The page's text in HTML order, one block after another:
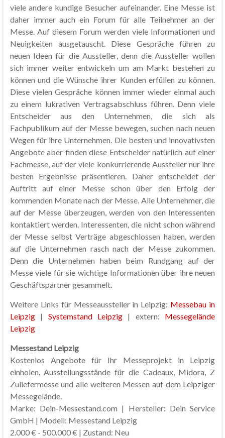
viele andere kundige Besucher aufeinander. Eine Messe ist
daher immer auch ein Forum für alle Teilnehmer an der
Messe. Auf diesem Forum werden viele Informationen und
Neuigkeiten ausgetauscht. Diese Gespräche führen zu
neuen Ideen für die Aussteller, denn die Aussteller wollen
sich immer weiter entwickeln um am Markt bestehen zu
können und die Wünsche ihrer Kunden erfüllen zu können.
Diese vielen Gespräche können immer wieder einmal auch
zu einem lukrativen Vertragsabschluss führen. Denn viele
Entscheider aus den Unternehmen, die sich als
Fachpublikum auf der Messe bewegen, suchen nach neuen
Wegen für ihre Unternehmen. Die besten und innovativsten
Angebote aber finden diese Entscheider natürlich auf einer
Fachmesse, auf der viele konkurrierende Aussteller nur ihre
besten Ergebnisse präsentieren. Daher entscheidet der
Auftritt auf einer Messe schon über den Erfolg der
kommenden Monate nach der Messe. Alle Unternehmer, die
auf der Messe überzeugen, werden von den Interessenten
kontaktiert werden. Interessenten, die nicht schon während
der Messe selbst Verträge abgeschlossen haben, werden
auf die Unternehmen rasch nach der Messe zukommen.
Denn die Unternehmen haben beim Rundgang auf der
Messe viele für sie wichtige Informationen über ihre neuen
Geschäftspartner gesammelt.
Weitere Links für Messeaussteller in Leipzig: Messebau in
Leipzig| Systemstand Leipzig | extern: Messegelände
Leipzig
Messestand Leipzig
Kostenlos Angebote für Ihr Messeprojekt in Leipzig
einholen. Ausstellungsstände für die Cadeaux, Midora, Z
Zuliefermesse und alle weiteren Messen auf dem Leipziger
Messegelände.
Marke: Dein-Messestand.com | Hersteller: Dein Service
GmbH | Modell: Messestand Leipzig
2.000 € - 500.000 € | Zustand: Neu